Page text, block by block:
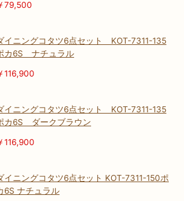
79,500
イニングコタツ6点セット KOT-7311-135
カ6S ナチュラル
116,900
イニングコタツ6点セット KOT-7311-135
カ6S ダークブラウン
116,900
イニングコタツ6点セット KOT-7311-150ポ
6S ナチュラル